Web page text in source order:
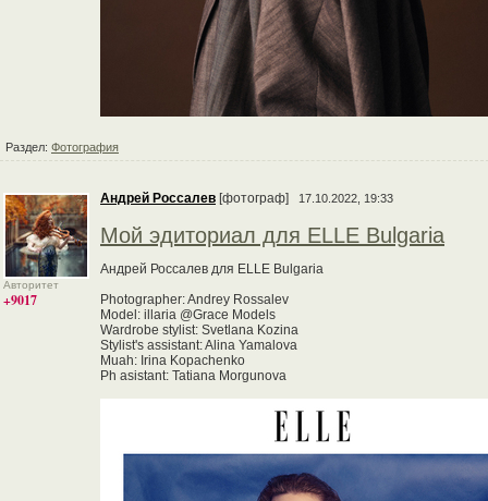
Раздел: Фотография
Авторитет
+9017
Андрей Россалев [фотограф] 17.10.2022, 19:33
Мой эдиториал для ELLE Bulgaria
Андрей Россалев для ELLE Bulgaria
Photographer: Andrey Rossalev
Model: illaria @Grace Models
Wardrobe stylist: Svetlana Kozina
Stylist's assistant: Alina Yamalova
Muah: Irina Kopachenko
Ph asistant: Tatiana Morgunova